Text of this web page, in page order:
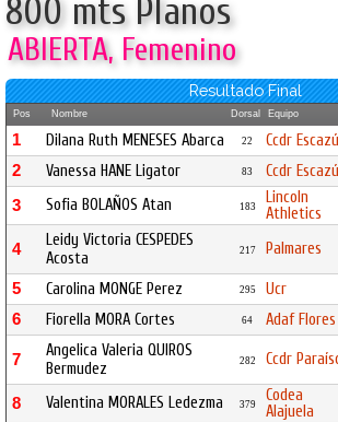
800 mts Planos
ABIERTA, Femenino
Resultado Final
Pos Nombre Dorsal Equipo
1 Dilana Ruth MENESES Abarca 22 Ccdr Escazú
2 Vanessa HANE Ligator 83 Ccdr Escazú
3 Sofia BOLAÑOS Atan 183
Lincoln
Athletics
4
Leidy Victoria CESPEDES
Acosta
217 Palmares
5 Carolina MONGE Perez 295 Ucr
6 Fiorella MORA Cortes 64 Adaf
7
Angelica Valeria QUIROS
Bermudez
282 Ccdr
8 Valentina MORALES Ledezma 379
Codea
Alajuela